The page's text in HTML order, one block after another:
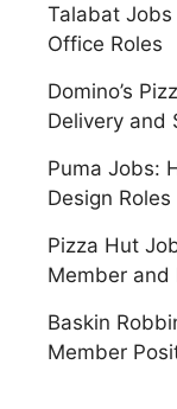
Talabat Jobs
Office Roles
Domino’s
Delivery and
Puma Jobs:
Design Roles
Pizza Hut
Member and
Baskin
Member